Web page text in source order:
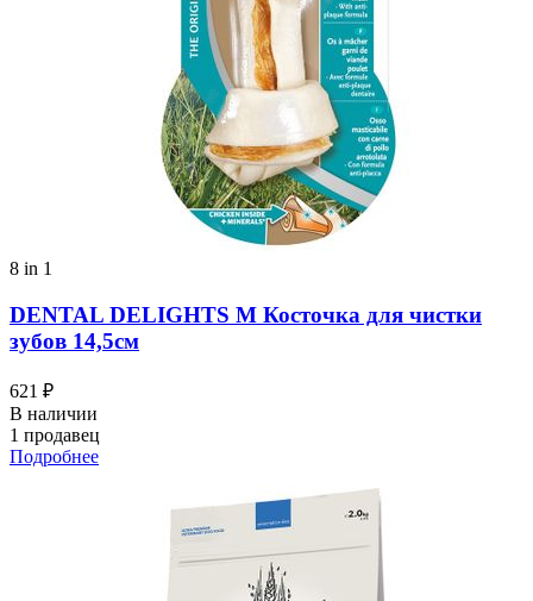
8 in 1
DENTAL DELIGHTS M Косточка для чистки
зубов 14,5см
621 ₽
В наличии
1 продавец
Подробнее